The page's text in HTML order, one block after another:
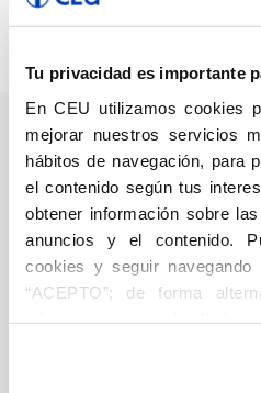
Tu privacidad es importante
En CEU utilizamos cookies
mejorar nuestros servicios
hábitos de navegación, para
el contenido según tus
obtener información sobre
anuncios y el contenido.
cookies y seguir
“ACEPTO”; de forma
en el botón "Personalizar".
Allegra Goodman, Nathan